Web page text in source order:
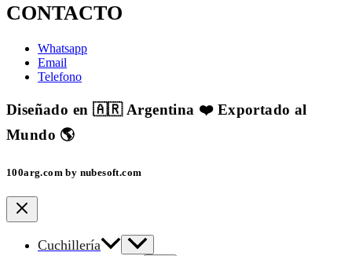
CONTACTO
Whatsapp
Email
Telefono
Diseñado en 🇦🇷 Argentina ❤️ Exportado al
Mundo 🌎
100arg.com by nubesoft.com
Cuchillería